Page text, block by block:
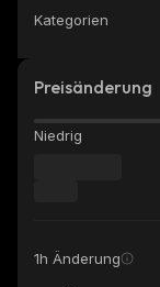
Kategorien
Preisänderung
Niedrig
1h Änderung